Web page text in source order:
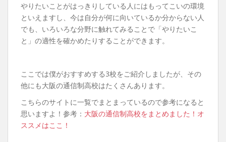
やりたいことがはっきりしている人にはもってこいの環境
といえますし、今は自分が何に向いているか分からない人
でも、いろいろな分野に触れてみることで「やりたいこ
と」の適性を確かめたりすることができます。
ここでは僕がおすすめする3校をご紹介しましたが、その
他にも大阪の通信制高校はたくさんあります。
こちらのサイトに一覧でまとまっているので参考になると
思いますよ！参考： 大阪の通信制高校をまとめました！オ
ススメはここ！